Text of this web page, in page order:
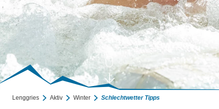
Lenggries Aktiv Winter Schlechtwetter Tipps